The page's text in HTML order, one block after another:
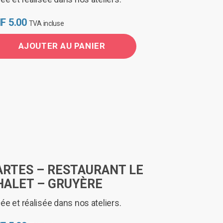
5.00 TVA incluse
AJOUTER AU PANIER
– RESTAURANT LE
– GRUYÈRE
et réalisée dans nos ateliers.